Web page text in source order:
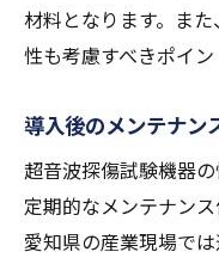
材料となります。ま
性も考慮すべきポイン
導入後のメンテナン
超音波探傷試験機器
定期的なメンテナン
愛知県の産業現場で